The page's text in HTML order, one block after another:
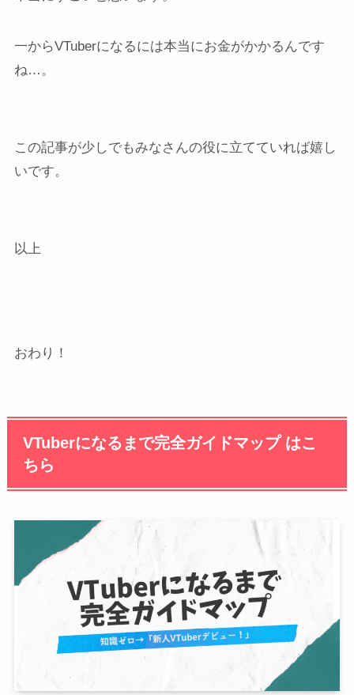
一からVTuberになるには本当にお金がかかるんです
ね…。
この記事が少しでもみなさんの役に立てていれば嬉し
いです。
以上
おわり！
VTuberになるまで完全ガイドマップ はこ
ちら